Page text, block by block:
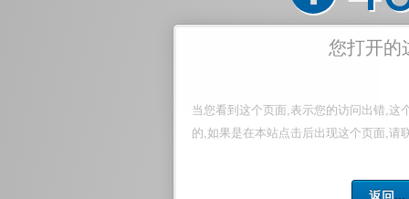
您打开的
当您看到这个页面,表示您的访问出错,这
的,如果是在本站点击后出现这个页面,请